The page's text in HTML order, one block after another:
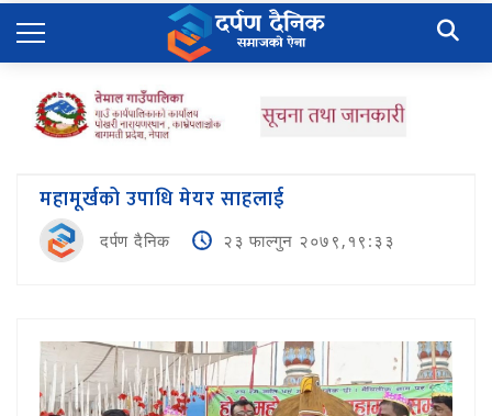
महामूर्खको उपाधि मेयर साहलाई
दर्पण दैनिक २३ फाल्गुन २०७९,१९:३३